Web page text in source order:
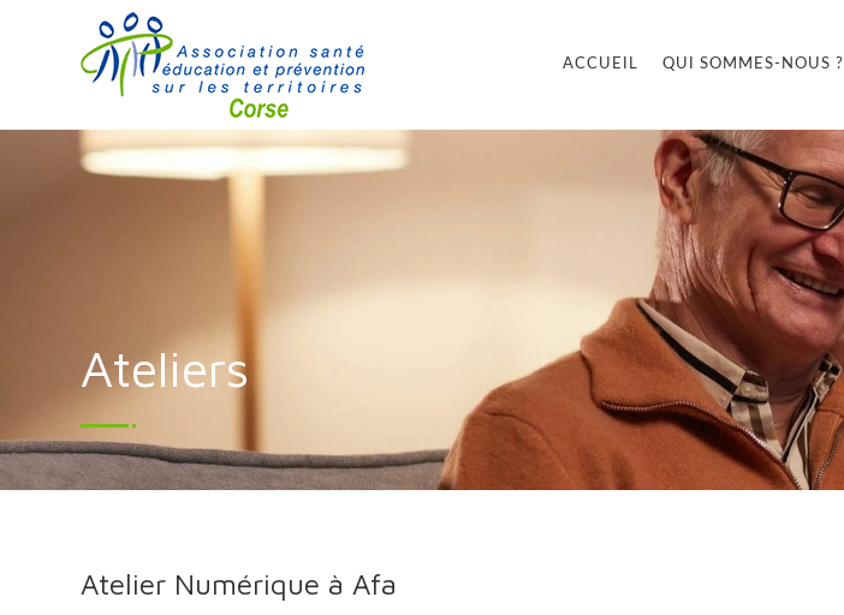
ACCUEIL QUI SOMMES-NOUS ?
Ateliers
Atelier Numérique à Afa